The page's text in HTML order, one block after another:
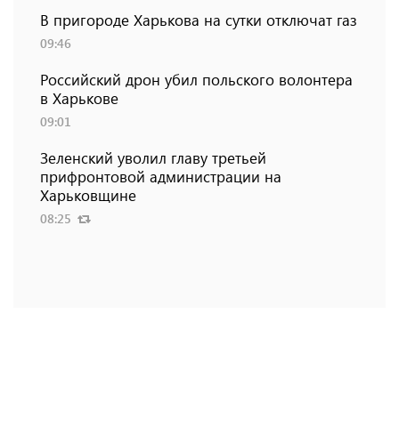
В пригороде Харькова на сутки отключат газ
09:46
Российский дрон убил польского волонтера
в Харькове
09:01
Зеленский уволил главу третьей
прифронтовой администрации на
Харьковщине
08:25